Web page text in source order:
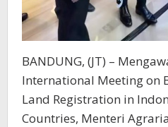
BANDUNG, (JT) –
International Meeting on
Land Registration in
Countries, Menteri